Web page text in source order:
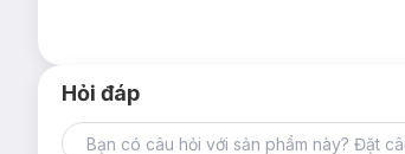
Hỏi đáp